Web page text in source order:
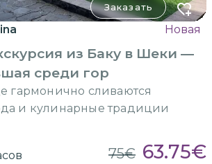
Заказать
Новая
из Баку в Шеки —
среди гор
гармонично сливаются
и кулинарные традиции
75€ 63.75€